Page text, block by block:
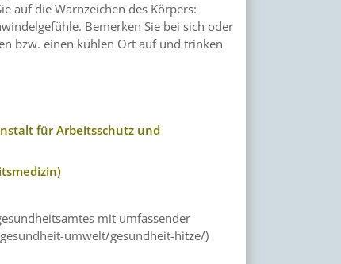
auf die Warnzeichen des Körpers:
Bemerken Sie bei sich oder
bzw. einen kühlen Ort auf und trinken
für Arbeitsschutz und
mit umfassender
umwelt/gesundheit-hitze/)